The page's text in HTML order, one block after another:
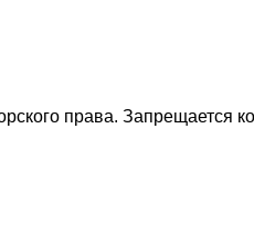
права.